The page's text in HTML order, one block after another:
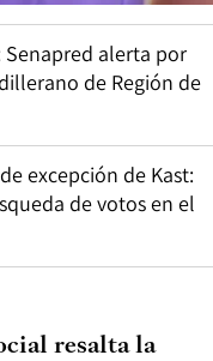
Senapred alerta por
de Región de
excepción de Kast:
de votos en el
resalta la